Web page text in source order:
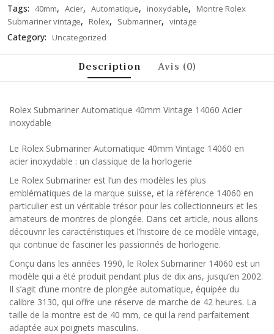
Tags: 40mm, Acier, Automatique, inoxydable,
Montre Rolex
Submariner vintage, Rolex, Submariner, vintage
Category: Uncategorized
Description Avis (0)
Rolex Submariner Automatique 40mm Vintage 14060 Acier
inoxydable
Le Rolex Submariner Automatique 40mm Vintage 14060 en
acier inoxydable : un classique de la horlogerie
Le Rolex Submariner est l’un des modèles les plus
emblématiques de la marque suisse, et la référence 14060 en
particulier est un véritable trésor pour les collectionneurs et les
amateurs de montres de plongée. Dans cet article, nous allons
découvrir les caractéristiques et l’histoire de ce modèle vintage,
qui continue de fasciner les passionnés de horlogerie.
Conçu dans les années 1990, le Rolex Submariner 14060 est un
modèle qui a été produit pendant plus de dix ans, jusqu’en 2002.
Il s’agit d’une montre de plongée automatique, équipée du
calibre 3130, qui offre une réserve de marche de 42 heures. La
taille de la montre est de 40 mm, ce qui la rend parfaitement
adaptée aux poignets masculins.